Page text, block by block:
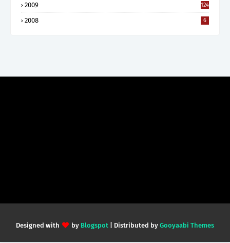
2009 124
2008 6
Designed with by Blogspot | Distributed by Gooyaabi Themes